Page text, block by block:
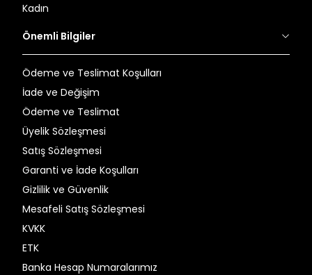
Kadın
Önemli Bilgiler
Ödeme ve Teslimat Koşulları
İade ve Değişim
Ödeme ve Teslimat
Üyelik Sözleşmesi
Satış Sözleşmesi
Garanti ve İade Koşulları
Gizlilik ve Güvenlik
Mesafeli Satış Sözleşmesi
KVKK
ETK
Banka Hesap Numaralarımız